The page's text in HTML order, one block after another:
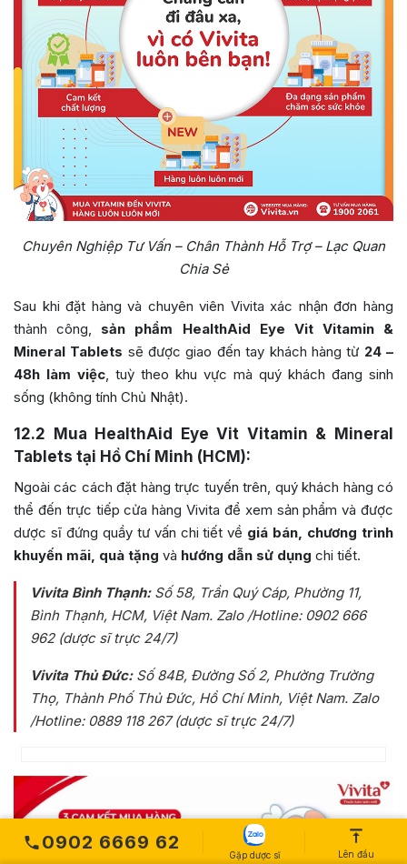
Chuyên Nghiệp Tư Vấn – Chân Thành Hỗ Trợ – Lạc Quan
Chia Sẻ
Sau khi đặt hàng và chuyên viên Vivita xác nhận đơn hàng
thành công, sản phẩm HealthAid Eye Vit Vitamin &
Mineral Tablets sẽ được giao đến tay khách hàng từ 24 –
48h làm việc, tuỳ theo khu vực mà quý khách đang sinh
sống (không tính Chủ Nhật).
12.2 Mua HealthAid Eye Vit Vitamin & Mineral
Tablets tại Hồ Chí Minh (HCM):
Ngoài các cách đặt hàng trực tuyến trên, quý khách hàng có
thể đến trực tiếp cửa hàng Vivita để xem sản phẩm và được
dược sĩ đứng quầy tư vấn chi tiết về giá bán, chương trình
khuyến mãi, quà tặng và hướng dẫn sử dụng chi tiết.
Vivita Bình Thạnh:Số 58, Trần Quý Cáp, Phường 11,
Bình Thạnh, HCM, Việt Nam. Zalo /Hotline: 0902 666
962 (dược sĩ trực 24/7)
Vivita Thủ Đức:Số 84B, Đường Số 2, Phường Trường
Thọ, Thành Phố Thủ Đức, Hồ Chí Minh, Việt Nam. Zalo
/Hotline: 0889 118 267 (dược sĩ trực 24/7)
0902 6669 62
Gặp dược sĩ Lên đầu